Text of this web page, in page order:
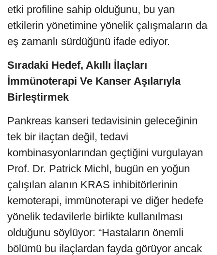
etki profiline sahip olduğunu, bu yan
etkilerin yönetimine yönelik çalışmaların da
eş zamanlı sürdüğünü ifade ediyor.
Sıradaki Hedef, Akıllı İlaçları
İmmünoterapi Ve Kanser Aşılarıyla
Birleştirmek
Pankreas kanseri tedavisinin geleceğinin
tek bir ilaçtan değil, tedavi
kombinasyonlarından geçtiğini vurgulayan
Prof. Dr. Patrick Michl, bugün en yoğun
çalışılan alanın KRAS inhibitörlerinin
kemoterapi, immünoterapi ve diğer hedefe
yönelik tedavilerle birlikte kullanılması
olduğunu söylüyor: “Hastaların önemli
bölümü bu ilaçlardan fayda görüyor ancak